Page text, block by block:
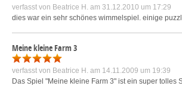
verfasst von Beatrice H. am 31.12.2010 um 17:29
dies war ein sehr schönes wimmelspiel. einige
Meine kleine Farm 3
verfasst von Beatrice H. am 14.11.2009 um 19:39
Das Spiel "Meine kleine Farm 3" ist ein super